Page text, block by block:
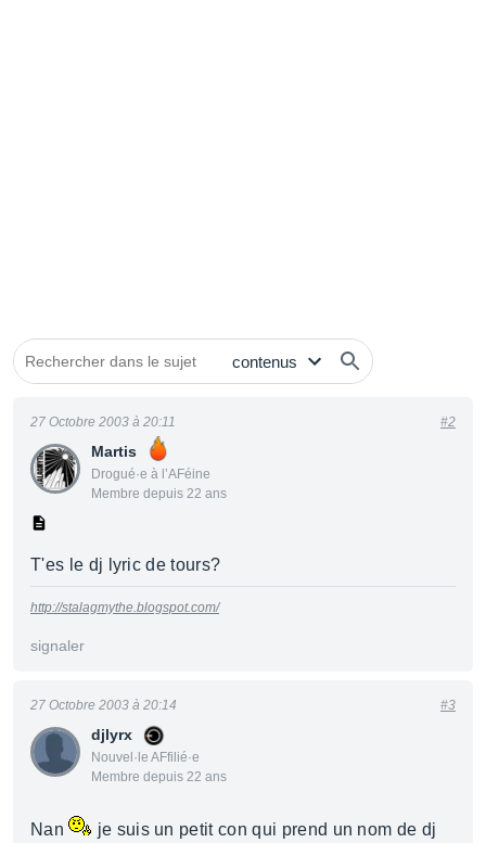
Martis
Drogué·e à l’AFéine
Membre depuis 22 ans
27 Octobre 2003 à 20:11 #2
T'es le dj lyric de tours?
http://stalagmythe.blogspot.com/
signaler
djlyrx
Nouvel·le AFfilié·e
Membre depuis 22 ans
27 Octobre 2003 à 20:14 #3
Nan
je suis un petit con qui prend un nom de dj